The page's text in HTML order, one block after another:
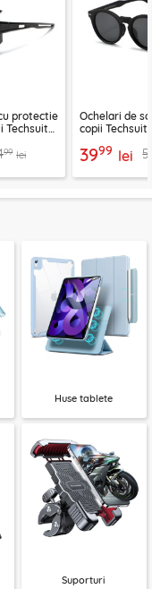
protectie
Techsuit
99 lei
Ochelari de
copii Techsuit
3999 lei
Huse tablete
Suporturi